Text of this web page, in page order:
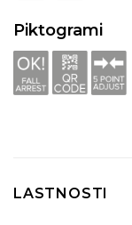
Piktogrami
LASTNOSTI